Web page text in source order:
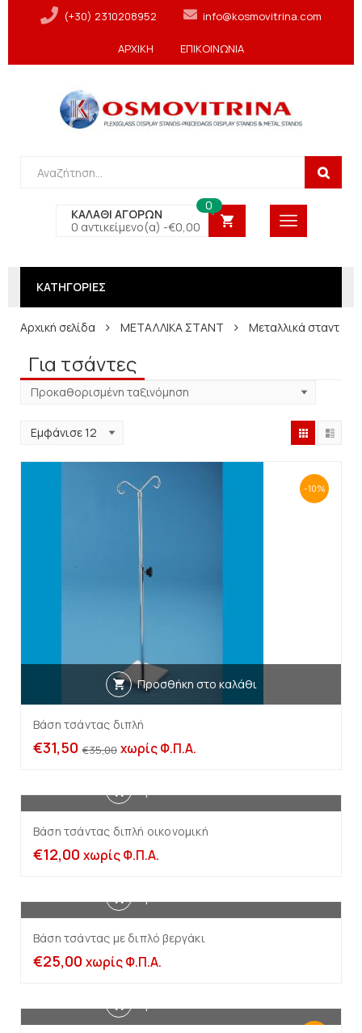
(+30) 2310208952 info@kosmovitrina.com
ΑΡΧΙΚΗ ΕΠΙΚΟΙΝΩΝΙΑ
ΚΑΛΑΘΙ ΑΓΟΡΩΝ
0 αντικείμενο(α) -€0,00
0
ΚΑΤΗΓΟΡΙΕΣ
Αρχική σελίδα ΜΕΤΑΛΛΙΚΑ ΣΤΑΝΤ Μεταλλικά σταντ
Για τσάντες
-10%
Προσθήκη στο καλάθι
Βάση τσάντας διπλή
€35,00
€31,50 χωρίς Φ.Π.Α.
Βάση τσάντας διπλή οικονομική
€12,00 χωρίς Φ.Π.Α.
Βάση τσάντας με διπλό βεργάκι
€25,00 χωρίς Φ.Π.Α.